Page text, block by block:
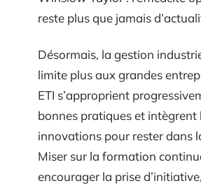
reste plus que jamais
Désormais, la gestion
limite plus aux grandes
ETI s’approprient
bonnes pratiques et intègrent
innovations pour rester dans
Miser sur la formation
encourager la prise